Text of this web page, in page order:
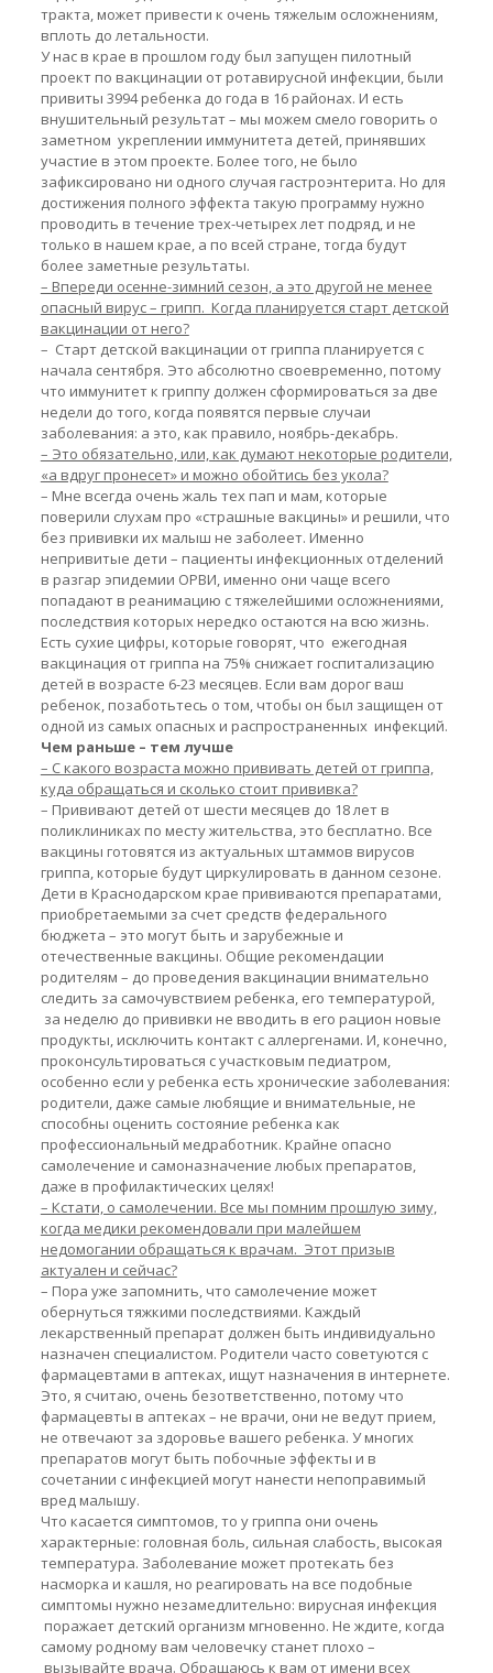
тракта, может привести к очень тяжелым осложнениям,
вплоть до летальности.
У нас в крае в прошлом году был запущен пилотный
проект по вакцинации от ротавирусной инфекции, были
привиты 3994 ребенка до года в 16 районах. И есть
внушительный результат – мы можем смело говорить о
заметном укреплении иммунитета детей, принявших
участие в этом проекте. Более того, не было
зафиксировано ни одного случая гастроэнтерита. Но для
достижения полного эффекта такую программу нужно
проводить в течение трех-четырех лет подряд, и не
только в нашем крае, а по всей стране, тогда будут
более заметные результаты.
– Впереди осенне-зимний сезон, а это другой не менее
опасный вирус – грипп. Когда планируется старт детской
вакцинации от него?
– Старт детской вакцинации от гриппа планируется с
начала сентября. Это абсолютно своевременно, потому
что иммунитет к гриппу должен сформироваться за две
недели до того, когда появятся первые случаи
заболевания: а это, как правило, ноябрь-декабрь.
– Это обязательно, или, как думают некоторые родители,
«а вдруг пронесет» и можно обойтись без укола?
– Мне всегда очень жаль тех пап и мам, которые
поверили слухам про «страшные вакцины» и решили, что
без прививки их малыш не заболеет. Именно
непривитые дети – пациенты инфекционных отделений
в разгар эпидемии ОРВИ, именно они чаще всего
попадают в реанимацию с тяжелейшими осложнениями,
последствия которых нередко остаются на всю жизнь.
Есть сухие цифры, которые говорят, что ежегодная
вакцинация от гриппа на 75% снижает госпитализацию
детей в возрасте 6-23 месяцев. Если вам дорог ваш
ребенок, позаботьтесь о том, чтобы он был защищен от
одной из самых опасных и распространенных инфекций.
Чем раньше – тем лучше
– С какого возраста можно прививать детей от гриппа,
куда обращаться и сколько стоит прививка?
– Прививают детей от шести месяцев до 18 лет в
поликлиниках по месту жительства, это бесплатно. Все
вакцины готовятся из актуальных штаммов вирусов
гриппа, которые будут циркулировать в данном сезоне.
Дети в Краснодарском крае прививаются препаратами,
приобретаемыми за счет средств федерального
бюджета – это могут быть и зарубежные и
отечественные вакцины. Общие рекомендации
родителям – до проведения вакцинации внимательно
следить за самочувствием ребенка, его температурой,
за неделю до прививки не вводить в его рацион новые
продукты, исключить контакт с аллергенами. И, конечно,
проконсультироваться с участковым педиатром,
особенно если у ребенка есть хронические заболевания:
родители, даже самые любящие и внимательные, не
способны оценить состояние ребенка как
профессиональный медработник. Крайне опасно
самолечение и самоназначение любых препаратов,
даже в профилактических целях!
– Кстати, о самолечении. Все мы помним прошлую зиму,
когда медики рекомендовали при малейшем
недомогании обращаться к врачам. Этот призыв
актуален и сейчас?
– Пора уже запомнить, что самолечение может
обернуться тяжкими последствиями. Каждый
лекарственный препарат должен быть индивидуально
назначен специалистом. Родители часто советуются с
фармацевтами в аптеках, ищут назначения в интернете.
Это, я считаю, очень безответственно, потому что
фармацевты в аптеках – не врачи, они не ведут прием,
не отвечают за здоровье вашего ребенка. У многих
препаратов могут быть побочные эффекты и в
сочетании с инфекцией могут нанести непоправимый
вред малышу.
Что касается симптомов, то у гриппа они очень
характерные: головная боль, сильная слабость, высокая
температура. Заболевание может протекать без
насморка и кашля, но реагировать на все подобные
симптомы нужно незамедлительно: вирусная инфекция
поражает детский организм мгновенно. Не ждите, когда
самому родному вам человечку станет плохо –
вызывайте врача. Обращаюсь к вам от имени всех